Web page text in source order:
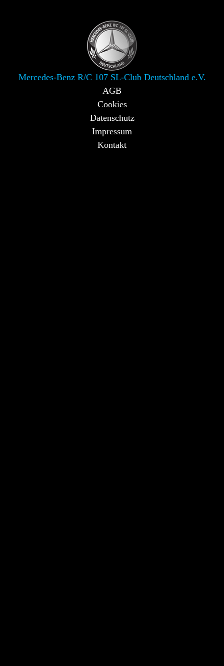
Mercedes-Benz R/C 107 SL-Club Deutschland e.V.
AGB
Cookies
Datenschutz
Impressum
Kontakt